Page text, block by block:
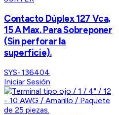
Contacto Dúplex 127 Vca,
15 A Max. Para Sobreponer
(Sin perforar la
superficie).
SYS-136404
Iniciar Sesión